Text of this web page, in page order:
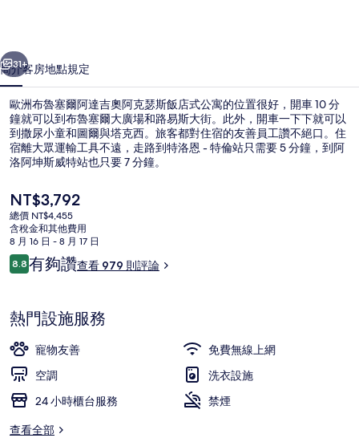
達
吉
奧
阿
克
瑟
斯
飯
店
公
寓
的
相
片
個 下一個
31+
簡介客房地點規定
歐洲布魯塞爾阿達吉奧阿克瑟斯飯店式公寓的位置很好，開車 10 分
鐘就可以到布魯塞爾大廣場和路易斯大街。此外，開車一下下就可以
到撒尿小童和圖爾與塔克西。旅客都對住宿的友善員工讚不絕口。住
宿離大眾運輸工具不遠，走路到特洛恩 - 特倫站只需要 5 分鐘，到阿
洛阿坤斯威特站也只要 7 分鐘。
目
前
的
價
格
是
NT$3,792
總價 NT$4,455
含稅金和其他費用
8 月 16 日 - 8 月 17 日
評
論
8.88.8 分，滿分 10 分，
有夠讚查看 979 則評論
熱門設施服務
寵物友善
免費無線上網
空調
洗衣設施
24 小時櫃台服務
禁煙
查看全部